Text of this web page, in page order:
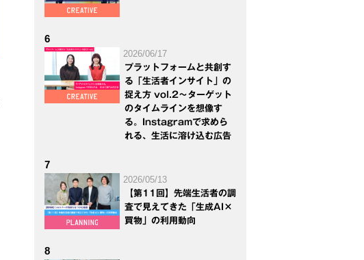
6
2026/06/17
プラットフォームと共創す
る「生活者インサイト」の
捉え方 vol.2～ターゲット
のタイムラインを想像す
る。Instagramで求めら
れる、生活に溶け込む広告
7
2026/05/13
【第11回】先端生活者の調
査で見えてきた「生成AI×
買物」の利用動向
8